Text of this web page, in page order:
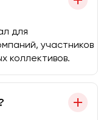
для
участников
коллективов.